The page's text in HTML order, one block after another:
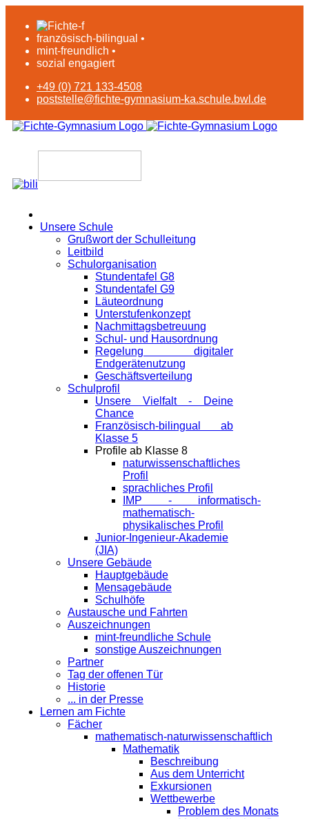
französisch-bilingual •
mint-freundlich •
sozial engagiert
+49 (0) 721 133-4508
poststelle@fichte-gymnasium-ka.schule.bwl.de
Unsere Schule
Grußwort der Schulleitung
Leitbild
Schulorganisation
Stundentafel G8
Stundentafel G9
Läuteordnung
Unterstufenkonzept
Nachmittagsbetreuung
Schul- und Hausordnung
Regelung digitaler
Endgeräte­nutzung
Geschäftsverteilung
Schulprofil
Unsere Vielfalt - Deine
Chance
Französisch-bilingual ab
Klasse 5
Profile ab Klasse 8
naturwissenschaftliches
Profil
sprachliches Profil
IMP - informatisch-
mathematisch-
physikalisches Profil
Junior-Ingenieur-Akademie
(JIA)
Unsere Gebäude
Hauptgebäude
Mensagebäude
Schulhöfe
Austausche und Fahrten
Auszeichnungen
mint-freundliche Schule
sonstige Auszeichnungen
Partner
Tag der offenen Tür
Historie
... in der Presse
Lernen am Fichte
Fächer
mathematisch-naturwissenschaftlich
Mathematik
Beschreibung
Aus dem Unterricht
Exkursionen
Wettbewerbe
Problem des Monats